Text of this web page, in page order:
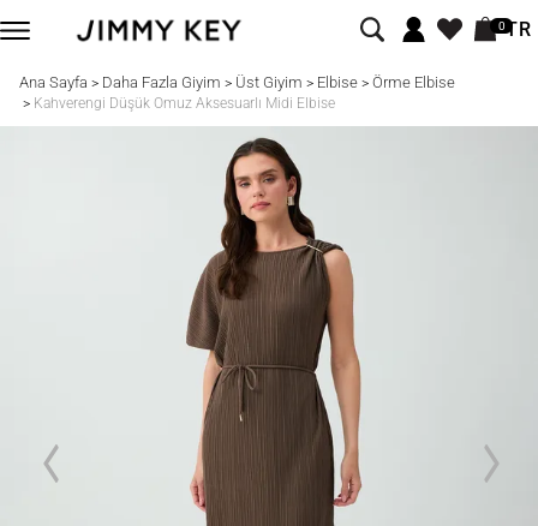
0TR
Ana Sayfa > Daha Fazla Giyim > Üst Giyim > Elbise> Örme Elbise
> Kahverengi Düşük Omuz Aksesuarlı Midi Elbise